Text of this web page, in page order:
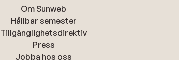
Om Sunweb
Hållbar semester
Tillgänglighetsdirektiv
Press
Jobba hos oss